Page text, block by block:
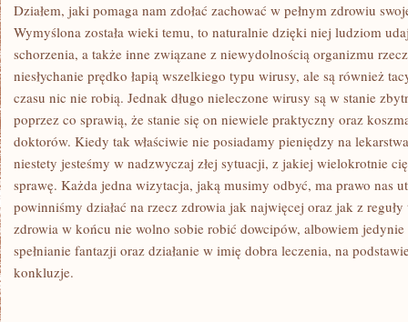
Działem, jaki pomaga nam zdołać zachować w pełnym zdrowiu
Wymyślona została wieki temu, to naturalnie dzięki niej ludziom
schorzenia, a także inne związane z niewydolnością organizmu
niesłychanie prędko łapią wszelkiego typu wirusy, ale są również
czasu nic nie robią. Jednak długo nieleczone wirusy są w stanie
poprzez co sprawią, że stanie się on niewiele praktyczny oraz
doktorów. Kiedy tak właściwie nie posiadamy pieniędzy na
niestety jesteśmy w nadzwyczaj złej sytuacji, z jakiej wielokrotnie
sprawę. Każda jedna wizytacja, jaką musimy odbyć, ma prawo nas
powinniśmy działać na rzecz zdrowia jak najwięcej oraz jak z
zdrowia w końcu nie wolno sobie robić dowcipów, albowiem
spełnianie fantazji oraz działanie w imię dobra leczenia, na
konkluzje.